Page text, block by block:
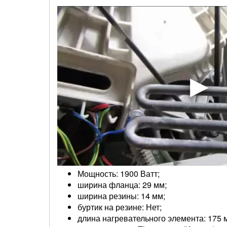
Мощность: 1900 Ватт;
ширина фланца: 29 мм;
ширина резины: 14 мм;
буртик на резине: Нет;
длина нагревательного элемента: 175